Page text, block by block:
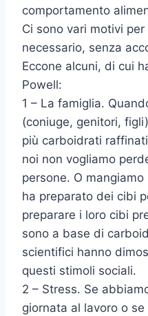
comportamento
Ci sono vari motivi
necessario, senza
Eccone alcuni, di cui
Powell:
1 – La famiglia.
(coniuge, genitori,
più carboidrati
noi non vogliamo
persone. O
ha preparato dei cibi
preparare i loro cibi
sono a base di
scientifici hanno
questi stimoli sociali.
2 – Stress. Se
giornata al lavoro o